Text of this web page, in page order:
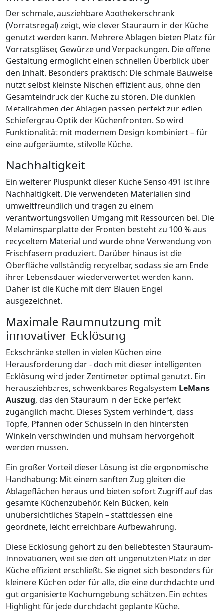
Der schmale, ausziehbare Apothekerschrank
(Vorratsregal) zeigt, wie clever Stauraum in der Küche
genutzt werden kann. Mehrere Ablagen bieten Platz für
Vorratsgläser, Gewürze und Verpackungen. Die offene
Gestaltung ermöglicht einen schnellen Überblick über
den Inhalt. Besonders praktisch: Die schmale Bauweise
nutzt selbst kleinste Nischen effizient aus, ohne den
Gesamteindruck der Küche zu stören. Die dunklen
Metallrahmen der Ablagen passen perfekt zur edlen
Schiefergrau-Optik der Küchenfronten. So wird
Funktionalität mit modernem Design kombiniert – für
eine aufgeräumte, stilvolle Küche.
Nachhaltigkeit
Ein weiterer Pluspunkt dieser Küche Senso 491 ist ihre
Nachhaltigkeit. Die verwendeten Materialien sind
umweltfreundlich und tragen zu einem
verantwortungsvollen Umgang mit Ressourcen bei. Die
Melaminspanplatte der Fronten besteht zu 100 % aus
recyceltem Material und wurde ohne Verwendung von
Frischfasern produziert. Darüber hinaus ist die
Oberfläche vollständig recycelbar, sodass sie am Ende
ihrer Lebensdauer wiederverwertet werden kann.
Daher ist die Küche mit dem Blauen Engel
ausgezeichnet.
Maximale Raumnutzung mit
innovativer Ecklösung
Eckschränke stellen in vielen Küchen eine
Herausforderung dar - doch mit dieser intelligenten
Ecklösung wird jeder Zentimeter optimal genutzt. Ein
herausziehbares, schwenkbares Regalsystem LeMans-
Auszug, das den Stauraum in der Ecke perfekt
zugänglich macht. Dieses System verhindert, dass
Töpfe, Pfannen oder Schüsseln in den hintersten
Winkeln verschwinden und mühsam hervorgeholt
werden müssen.
Ein großer Vorteil dieser Lösung ist die ergonomische
Handhabung: Mit einem sanften Zug gleiten die
Ablageflächen heraus und bieten sofort Zugriff auf das
gesamte Küchenzubehör. Kein Bücken, kein
unübersichtliches Stapeln – stattdessen eine
geordnete, leicht erreichbare Aufbewahrung.
Diese Ecklösung gehört zu den beliebtesten Stauraum-
Innovationen, weil sie den oft ungenutzten Platz in der
Küche effizient erschließt. Sie eignet sich besonders für
kleinere Küchen oder für alle, die eine durchdachte und
gut organisierte Kochumgebung schätzen. Ein echtes
Highlight für jede durchdacht geplante Küche.